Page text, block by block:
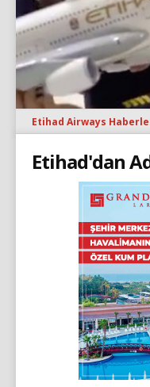
Etihad Airways
Etihad'dan